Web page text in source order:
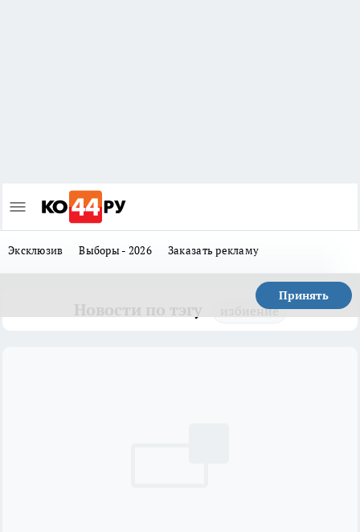
Эксклюзив Выборы - 2026 Заказать рекламу
Принять
избиение